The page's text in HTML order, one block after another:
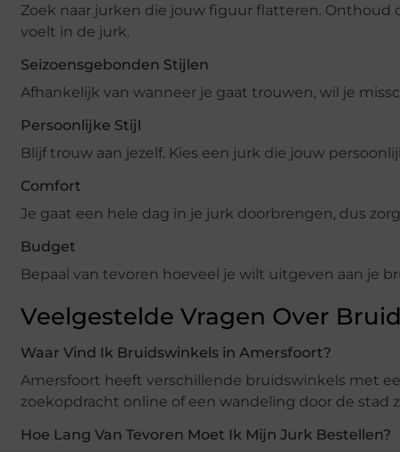
Zoek naar jurken die jouw figuur flatteren. Onthoud
voelt in de jurk.
Seizoensgebonden Stijlen
Afhankelijk van wanneer je gaat trouwen, wil je
Persoonlijke Stijl
Blijf trouw aan jezelf. Kies een jurk die jouw
Comfort
Je gaat een hele dag in je jurk doorbrengen, dus
Budget
Bepaal van tevoren hoeveel je wilt uitgeven aan je
Veelgestelde Vragen Over
Waar Vind Ik Bruidswinkels in Amersfoort?
Amersfoort heeft verschillende bruidswinkels met
zoekopdracht online of een wandeling door de stad
Hoe Lang Van Tevoren Moet Ik Mijn Jurk Bestellen?